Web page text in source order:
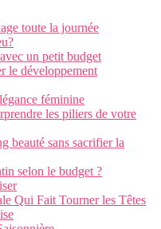
toute la journée
un petit budget
le développement
féminine
les piliers de votre
beauté sans sacrifier la
selon le budget ?
Qui Fait Tourner les Têtes